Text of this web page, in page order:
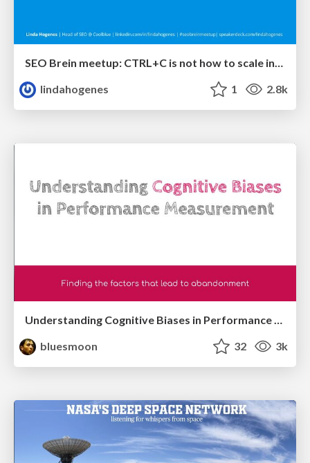
lindahogenes
1 2.8k
Understanding Cognitive Biases in Performance Measurement
bluesmoon
32 3k